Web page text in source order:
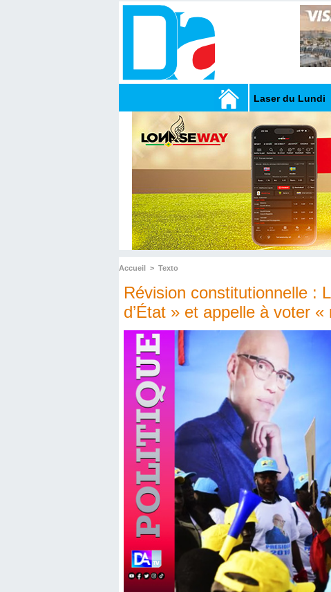
Laser du Lundi
Accueil > Texto
Révision constitutionnelle :
d’État » et appelle à voter